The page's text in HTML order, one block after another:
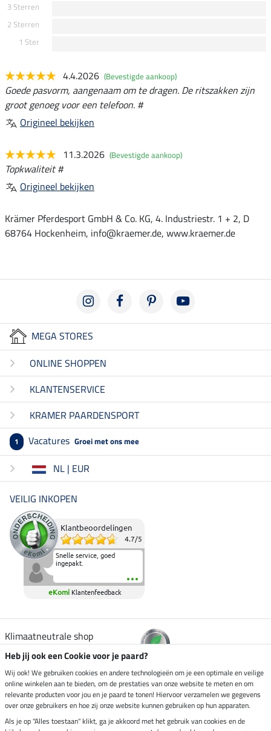
3 Sterren
2 Sterren
1 Ster
4.4.2026 (Bevestigde aankoop)
Goede pasvorm, aangenaam om te dragen. De ritszakken zijn
groot genoeg voor een telefoon. #
Origineel bekijken
11.3.2026 (Bevestigde aankoop)
Topkwaliteit #
Origineel bekijken
Krämer Pferdesport GmbH & Co. KG, 4. Industriestr. 1 + 2, D
68764 Hockenheim, info@kraemer.de, www.kraemer.de
MEGA STORES
ONLINE SHOPPEN
KLANTENSERVICE
KRAMER PAARDENSPORT
1 Vacatures Groei met ons mee
NL | EUR
VEILIG INKOPEN
Klantbeoordelingen
4.7/5
Snelle service, goed
ingepakt.
eKomi Klantenfeedback
Klimaatneutrale shop
Verzending per
Veilig betalen met
Heb jij ook een Cookie voor je paard?
Wij ook! We gebruiken cookies en andere technologieën om je een optimale en veilige
online winkelen aan te bieden, om de prestaties van onze website te meten en om
relevante producten voor jou en je paard te tonen! Hiervoor verzamelen we gegevens
over onze gebruikers en hoe zij onze website kunnen gebruiken op hun apparaten.
Als je op "Alles toestaan" klikt, ga je akkoord met het gebruik van cookies en de